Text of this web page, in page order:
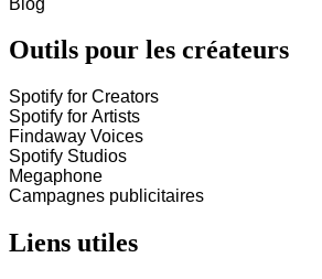
Outils pour les créateurs
Spotify for Creators
Spotify for Artists
Findaway Voices
Spotify Studios
Megaphone
Campagnes publicitaires
Liens utiles